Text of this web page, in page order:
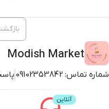
Modish Market
شماره تماس: 09102353842